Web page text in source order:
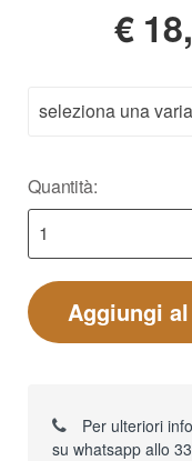
€
Quantità:
Aggiungi
Per ulteriori
su whatsapp allo